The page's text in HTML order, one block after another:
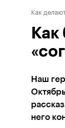
Как
Наш
него